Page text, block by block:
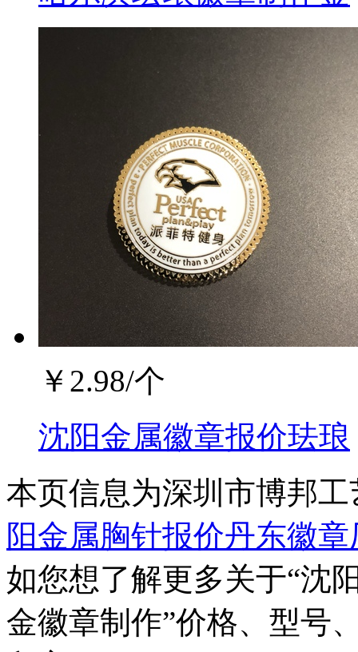
￥ 2.98/个
沈阳金属徽章报价珐琅
本页信息为深圳市博邦
阳金属胸针报价丹东徽
如您想了解更多关于“沈
金徽章制作”价格、型号